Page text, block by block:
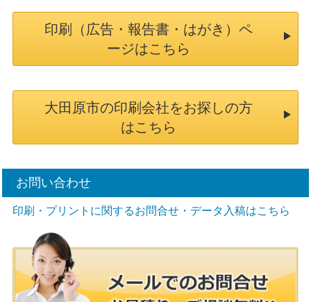
印刷（広告・報告書・はがき）ペ
ージはこちら
大田原市の印刷会社をお探しの方
はこちら
お問い合わせ
印刷・プリントに関するお問合せ・データ入稿はこちら